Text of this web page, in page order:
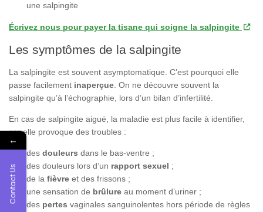
une salpingite
Écrivez nous pour payer la tisane qui soigne la salpingite
Les symptômes de la salpingite
La salpingite est souvent asymptomatique. C’est pourquoi elle
passe facilement inaperçue . On ne découvre souvent la
salpingite qu’à l’échographie, lors d’un bilan d’infertilité.
En cas de salpingite aiguë, la maladie est plus facile à identifier,
car elle provoque des troubles :
des douleurs dans le bas-ventre ;
des douleurs lors d’un rapport sexuel ;
de la fièvre et des frissons ;
une sensation de brûlure au moment d’uriner ;
des pertes vaginales sanguinolentes hors période de règles
←
Contact Us